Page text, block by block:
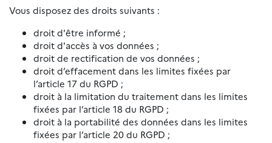
Vous disposez des droits suivants :
droit d'être informé ;
droit d'accès à vos données ;
droit de rectification de vos données ;
droit d’effacement dans les limites fixées par
l’article 17 du RGPD ;
droit à la limitation du traitement dans les limites
fixées par l’article 18 du RGPD ;
droit à la portabilité des données dans les limites
fixées par l’article 20 du RGPD ;